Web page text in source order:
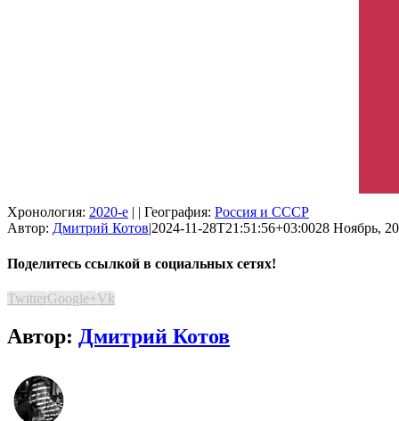
Хронология: 2020-е | | География: Россия и СССР
Автор: Дмитрий Котов|2024-11-28T21:51:56+03:0028 Ноябрь,
Поделитесь ссылкой в социальных сетях!
TwitterGoogle+Vk
Автор: Дмитрий Котов